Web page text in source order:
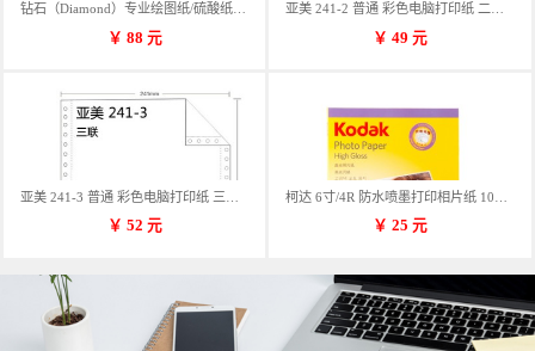
钻石（Diamond）专业绘图纸/硫酸纸 临摹纸 73g A4 297mm*70m 单卷装
￥ 88 元
亚美 241-2 普通 彩色电脑打印纸 二联 900张/箱 蓝包装 三等份
￥ 49元
￥ 52 元 ￥ 25元